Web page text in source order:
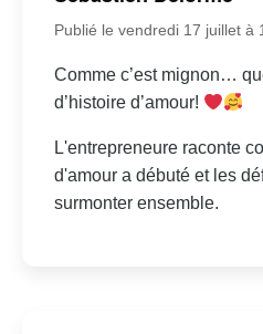
Publié le vendredi 17 juillet à
Comme c’est mignon…
d’histoire d’amour!
L'entrepreneure raconte
d'amour a débuté et les
surmonter ensemble.